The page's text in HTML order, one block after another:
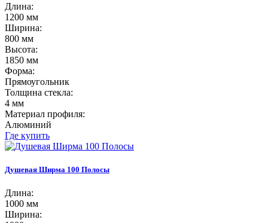
Длина:
1200 мм
Ширина:
800 мм
Высота:
1850 мм
Форма:
Прямоугольник
Толщина стекла:
4 мм
Материал профиля:
Алюминий
Где купить
Душевая Ширма 100 Полосы
Длина:
1000 мм
Ширина: